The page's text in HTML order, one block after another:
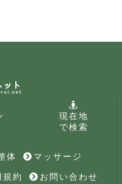
現在地
で検索
体
マッサージ
約 お問い合わせ